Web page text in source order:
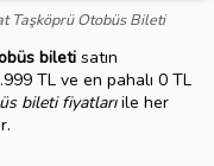
Taşköprü Otobüs Bileti
biletisatın
TL ve en pahalı 0 TL
bileti fiyatlarıile her